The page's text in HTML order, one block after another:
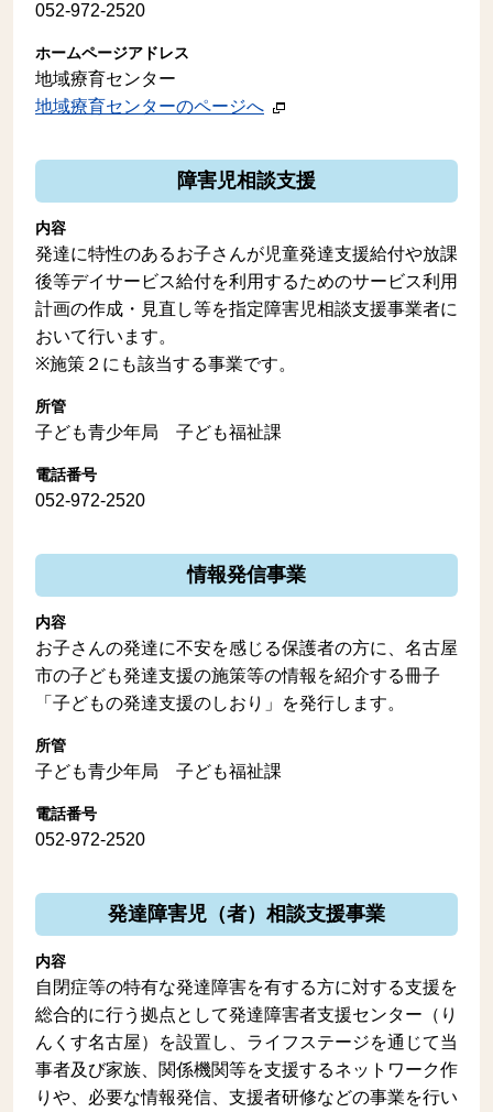
052-972-2520
ホームページアドレス
地域療育センター
地域療育センターのページへ
障害児相談支援
内容
発達に特性のあるお子さんが児童発達支援給付や放課
後等デイサービス給付を利用するためのサービス利用
計画の作成・見直し等を指定障害児相談支援事業者に
おいて行います。
※施策２にも該当する事業です。
所管
子ども青少年局 子ども福祉課
電話番号
052-972-2520
情報発信事業
内容
お子さんの発達に不安を感じる保護者の方に、名古屋
市の子ども発達支援の施策等の情報を紹介する冊子
「子どもの発達支援のしおり」を発行します。
所管
子ども青少年局 子ども福祉課
電話番号
052-972-2520
発達障害児（者）相談支援事業
内容
自閉症等の特有な発達障害を有する方に対する支援を
総合的に行う拠点として発達障害者支援センター（り
んくす名古屋）を設置し、ライフステージを通じて当
事者及び家族、関係機関等を支援するネットワーク作
りや、必要な情報発信、支援者研修などの事業を行い